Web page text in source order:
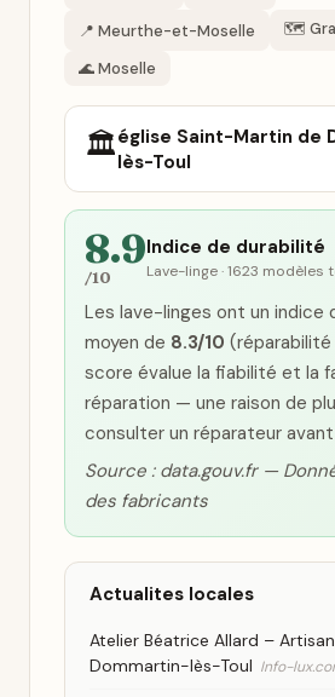
📍 Meurthe-et-Moselle
🗺️
🌊 Moselle
🏛️église Saint-Martin de
lès-Toul
8.9
/10
Indice de durabilité
Lave-linge · 1623 modèles
Les lave-linges ont un indice
moyen de 8.3/10 (réparabilité
score évalue la fiabilité et la
réparation — une raison de
consulter un réparateur
Source : data.gouv.fr —
des fabricants
Actualites locales
Atelier Béatrice Allard –
Dommartin-lès-Toul Info-